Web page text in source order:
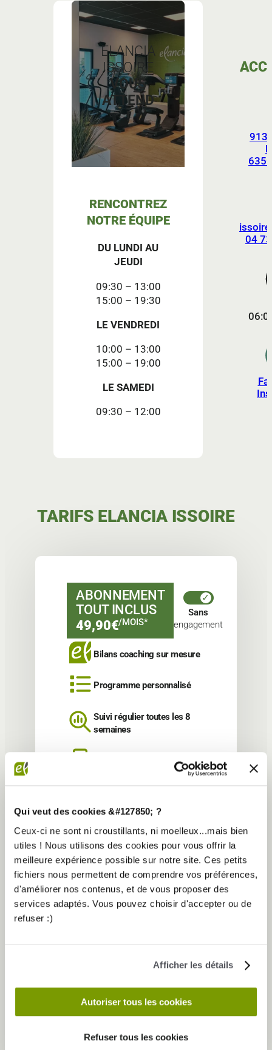
Qui veut des cookies &#127850; ?
Ceux-ci ne sont ni croustillants, ni moelleux...mais bien
utiles ! Nous utilisons des cookies pour vous offrir la
meilleure expérience possible sur notre site. Ces petits
fichiers nous permettent de comprendre vos préférences,
d'améliorer nos contenus, et de vous proposer des
services adaptés. Vous pouvez choisir d'accepter ou de
refuser :)
Afficher les détails
Autoriser tous les cookies
Refuser tous les cookies
ELANCIA
ISSOIRE
VOUS
ATTEND
!
RENCONTREZ
NOTRE ÉQUIPE
DU LUNDI AU
JEUDI
09:30 – 13:00
15:00 – 19:30
LE VENDREDI
10:00 – 13:00
15:00 – 19:00
LE SAMEDI
09:30 – 12:00
913
04
TARIFS ELANCIA ISSOIRE
ABONNEMENT
TOUT INCLUS
49,90€/MOIS*
Sans
engagement
Bilans coaching sur mesure
Programme personnalisé
Suivi régulier toutes les 8
semaines
App suivi sportif et nutrition
+
*Engagement 12 mois / Sans engagement /
Pack Elanc&Vous de 49€à régler à l’inscription**
Hors club de Paris
TOUT INCLUS Sansengagement
*Engagement 8 mois / Sans engagement / Sur